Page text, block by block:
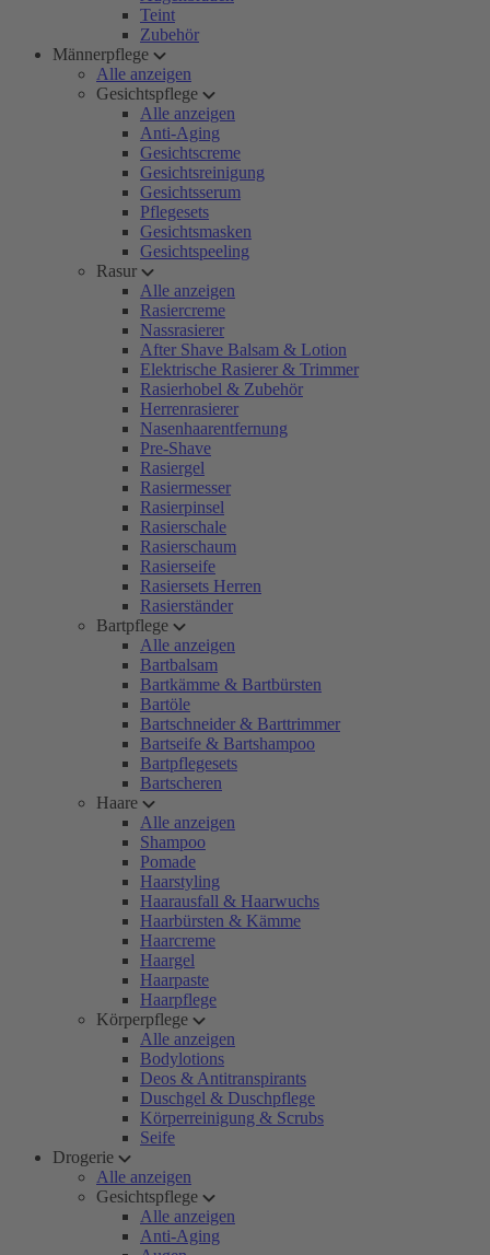
Teint
Zubehör
Männerpflege
Alle anzeigen
Gesichtspflege
Alle anzeigen
Anti-Aging
Gesichtscreme
Gesichtsreinigung
Gesichtsserum
Pflegesets
Gesichtsmasken
Gesichtspeeling
Rasur
Alle anzeigen
Rasiercreme
Nassrasierer
After Shave Balsam & Lotion
Elektrische Rasierer & Trimmer
Rasierhobel & Zubehör
Herrenrasierer
Nasenhaarentfernung
Pre-Shave
Rasiergel
Rasiermesser
Rasierpinsel
Rasierschale
Rasierschaum
Rasierseife
Rasiersets Herren
Rasierständer
Bartpflege
Alle anzeigen
Bartbalsam
Bartkämme & Bartbürsten
Bartöle
Bartschneider & Barttrimmer
Bartseife & Bartshampoo
Bartpflegesets
Bartscheren
Haare
Alle anzeigen
Shampoo
Pomade
Haarstyling
Haarausfall & Haarwuchs
Haarbürsten & Kämme
Haarcreme
Haargel
Haarpaste
Haarpflege
Körperpflege
Alle anzeigen
Bodylotions
Deos & Antitranspirants
Duschgel & Duschpflege
Körperreinigung & Scrubs
Seife
Drogerie
Alle anzeigen
Gesichtspflege
Alle anzeigen
Anti-Aging